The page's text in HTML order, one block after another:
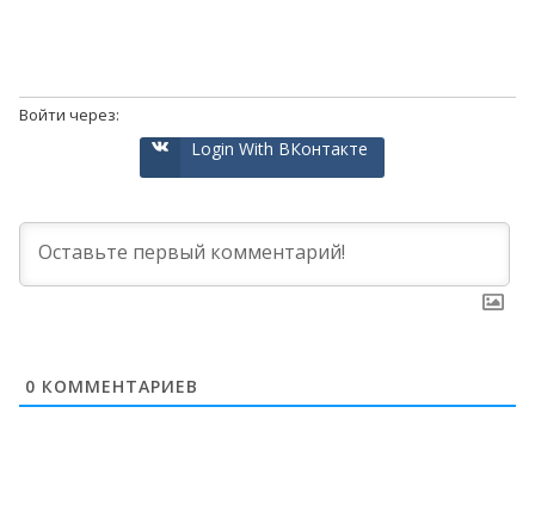
Войти через:
Login With ВКонтакте
0 КОММЕНТАРИЕВ